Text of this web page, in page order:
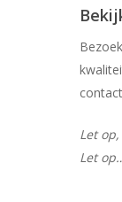
Let
Let